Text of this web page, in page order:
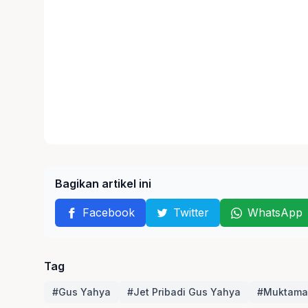
Bagikan artikel ini
Facebook Twitter WhatsApp
Tag
#Gus Yahya #Jet Pribadi Gus Yahya